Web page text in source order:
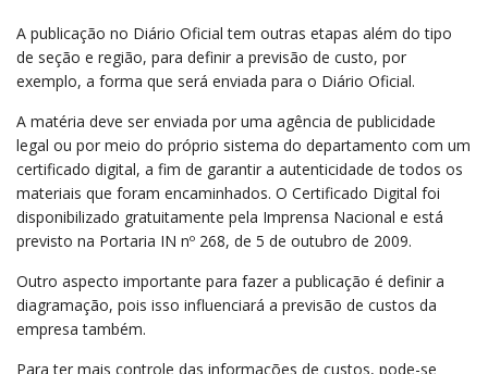
A publicação no Diário Oficial tem outras etapas além do tipo
de seção e região, para definir a previsão de custo, por
exemplo, a forma que será enviada para o Diário Oficial.
A matéria deve ser enviada por uma agência de publicidade
legal ou por meio do próprio sistema do departamento com um
certificado digital, a fim de garantir a autenticidade de todos os
materiais que foram encaminhados. O Certificado Digital foi
disponibilizado gratuitamente pela Imprensa Nacional e está
previsto na Portaria IN nº 268, de 5 de outubro de 2009.
Outro aspecto importante para fazer a publicação é definir a
diagramação, pois isso influenciará a previsão de custos da
empresa também.
Para ter mais controle das informações de custos, pode-se